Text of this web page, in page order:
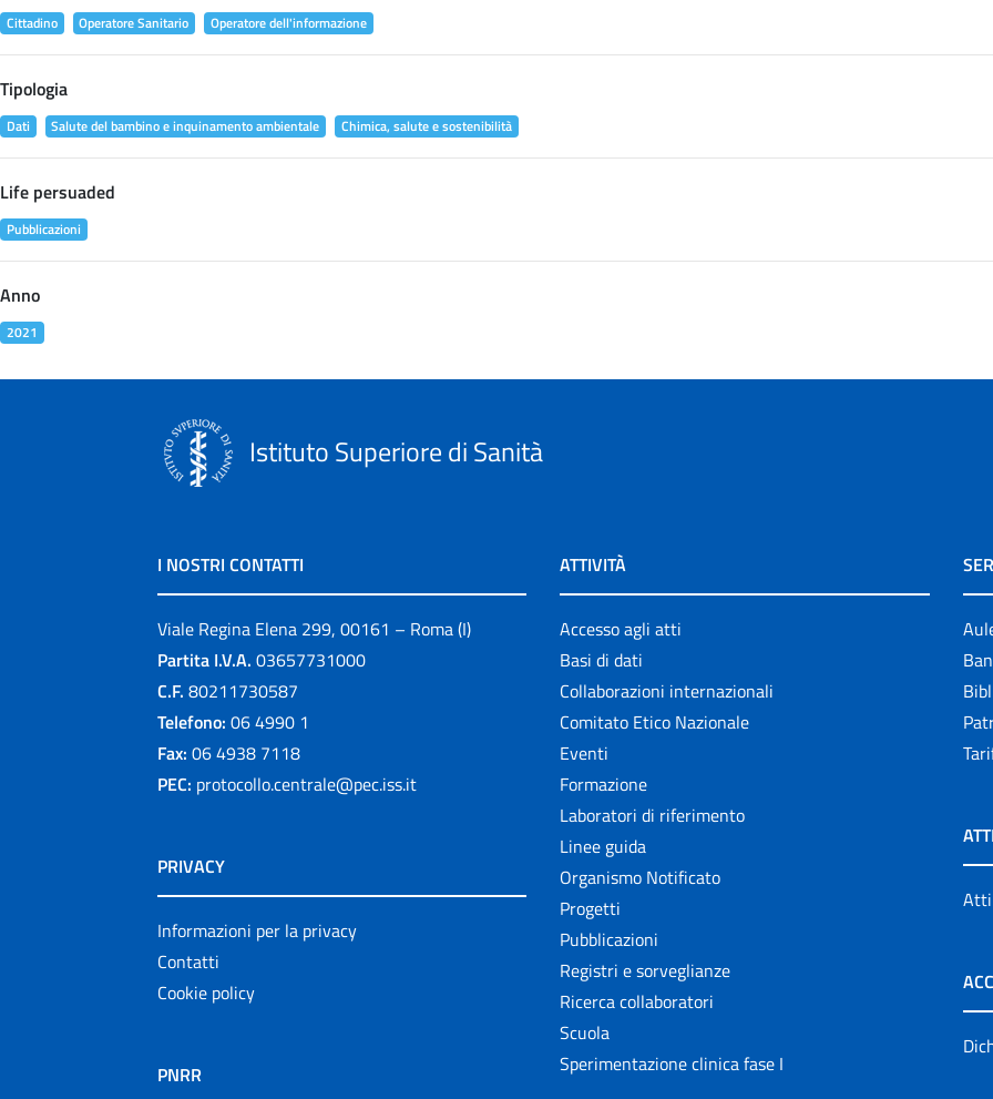
Cittadino Operatore Sanitario Operatore dell'informazione
Tipologia
Dati Salute del bambino e inquinamento ambientale Chimica, salute e sostenibilità
Life persuaded
Pubblicazioni
Anno
2021
Istituto Superiore di Sanità
I NOSTRI CONTATTI
Viale Regina Elena 299, 00161 – Roma (I)
Partita I.V.A. 03657731000
C.F. 80211730587
Telefono: 06 4990 1
Fax: 06 4938 7118
PEC: protocollo.centrale@pec.iss.it
PRIVACY
Informazioni per la privacy
Contatti
Cookie policy
PNRR
ATTIVITÀ
Accesso agli atti
Basi di dati
Collaborazioni internazionali
Comitato Etico Nazionale
Eventi
Formazione
Laboratori di riferimento
Linee guida
Organismo Notificato
Progetti
Pubblicazioni
Registri e sorveglianze
Ricerca collaboratori
Scuola
Sperimentazione clinica fase I
Atti